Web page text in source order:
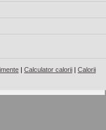
| Calculator calorii | Calorii